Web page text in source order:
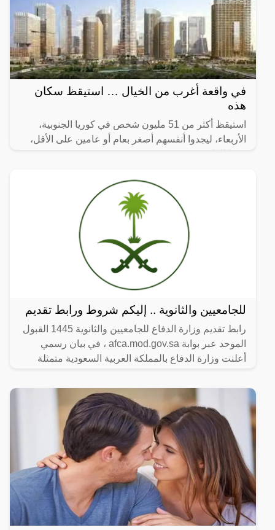
في واقعة أغرب من الخيال … استيقظ سكان
هذه
استيقظ أكثر من 51 مليون شخص في كوريا الجنوبية،
الأربعاء، ليجدوا أنفسهم أصغر بعام أو عامين على الأقل،
للجامعيين والثانوية .. إليكم شروط ورابط تقديم
رابط تقديم وزارة الدفاع للجامعيين والثانوية 1445 القبول
الموحد عبر بوابة afca.mod.gov.sa ، في بيان رسمي
أعلنت وزارة الدفاع بالمملكة العربية السعودية متمثلة